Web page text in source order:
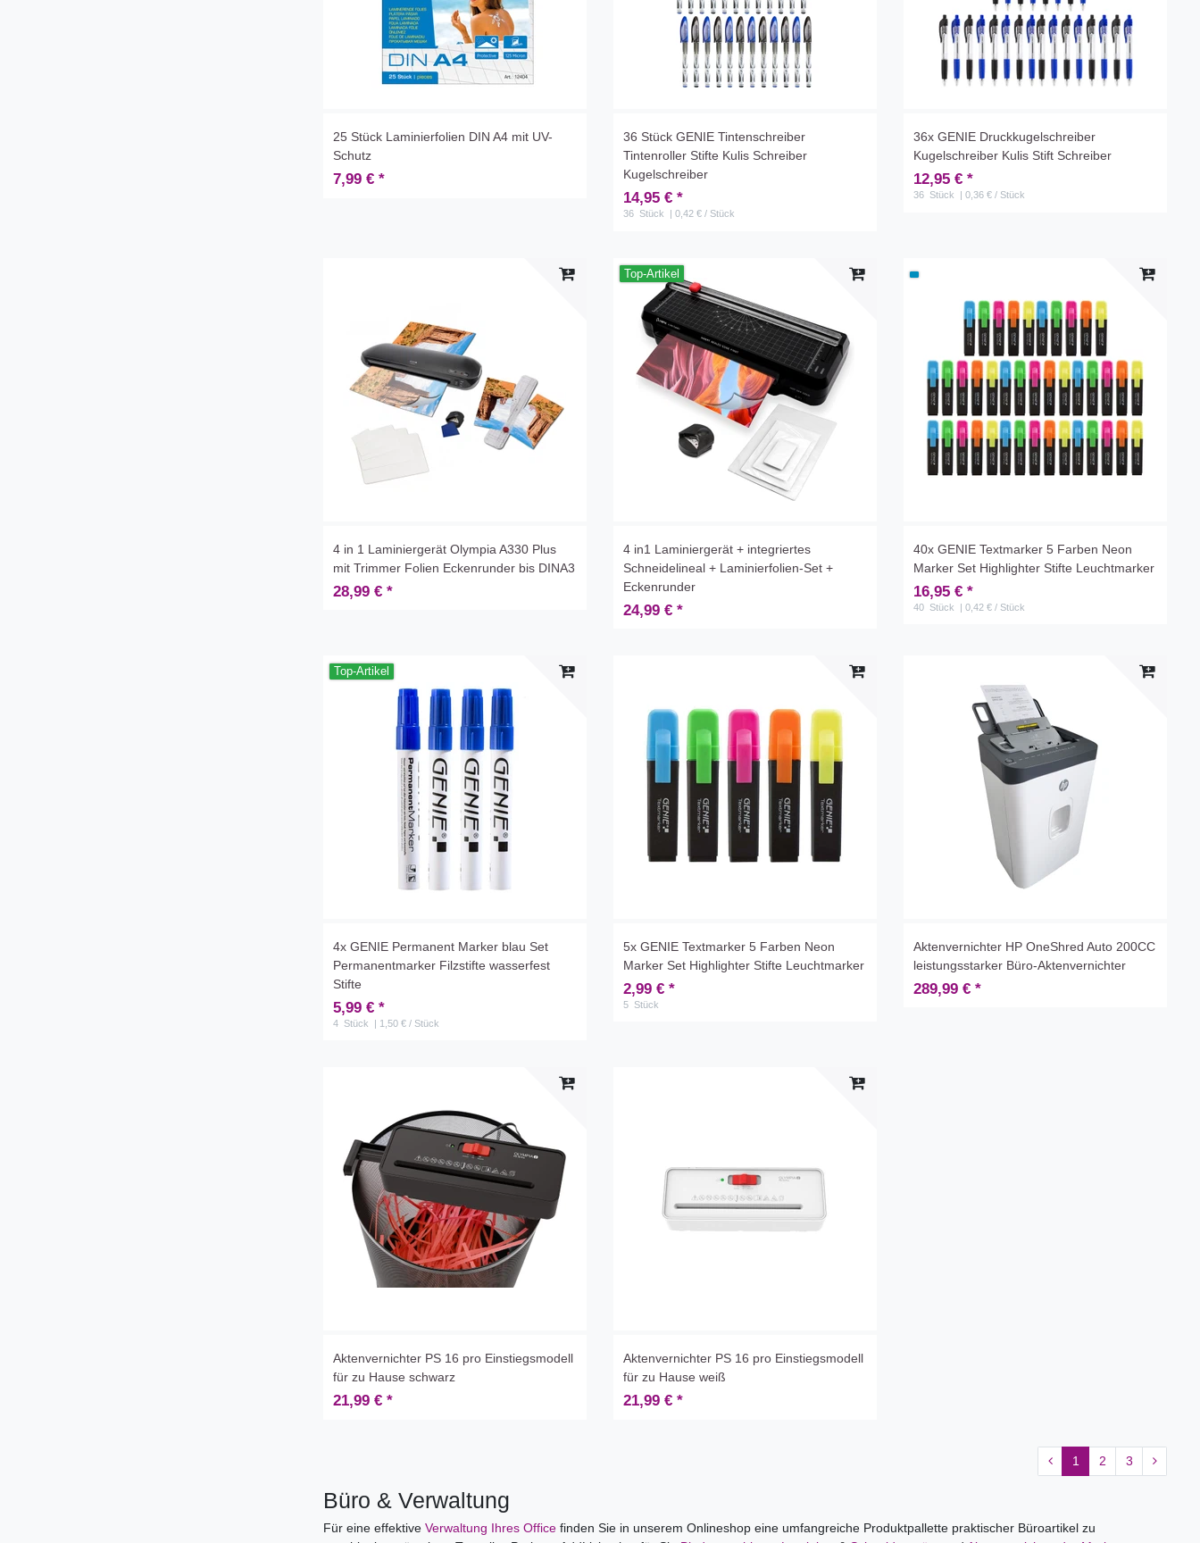
25 Stück Laminierfolien DIN A4 mit UV-
Schutz
7,99 € *
36 Stück GENIE Tintenschreiber
Tintenroller Stifte Kulis Schreiber
Kugelschreiber
14,95 € *
36 Stück | 0,42 € / Stück
36x GENIE Druckkugelschreiber
Kugelschreiber Kulis Stift Schreiber
12,95 € *
36 Stück | 0,36 € / Stück
4 in 1 Laminiergerät Olympia A330 Plus
mit Trimmer Folien Eckenrunder bis DINA3
28,99 € *
Top-Artikel
4 in1 Laminiergerät + integriertes
Schneidelineal + Laminierfolien-Set +
Eckenrunder
24,99 € *
40x GENIE Textmarker 5 Farben Neon
Marker Set Highlighter Stifte Leuchtmarker
16,95 € *
40 Stück | 0,42 € / Stück
Top-Artikel
4x GENIE Permanent Marker blau Set
Permanentmarker Filzstifte wasserfest
Stifte
5,99 € *
4 Stück | 1,50 € / Stück
5x GENIE Textmarker 5 Farben Neon
Marker Set Highlighter Stifte Leuchtmarker
2,99 € *
5 Stück
Aktenvernichter HP OneShred Auto 200CC
leistungsstarker Büro-Aktenvernichter
289,99 € *
Aktenvernichter PS 16 pro Einstiegsmodell
für zu Hause schwarz
21,99 € *
Aktenvernichter PS 16 pro Einstiegsmodell
für zu Hause weiß
21,99 € *
1 2 3
Büro & Verwaltung
Für eine effektive Verwaltung Ihres Office finden Sie in unserem Onlineshop eine umfangreiche Produktpallette praktischer Büroartikel zu